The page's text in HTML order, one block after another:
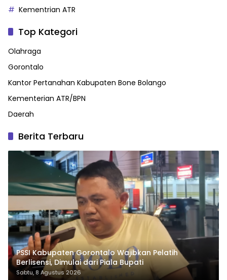
Kementrian ATR
Top Kategori
Olahraga
Gorontalo
Kantor Pertanahan Kabupaten Bone Bolango
Kementerian ATR/BPN
Daerah
Berita Terbaru
PSSI Kabupaten Gorontalo Wajibkan Pelatih
Berlisensi, Dimulai dari Piala Bupati
Sabtu, 8 Agustus 2026